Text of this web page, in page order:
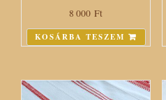
8 000Ft
KOSÁRBA TESZEM